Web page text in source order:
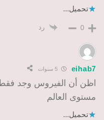
تحميل...
0 رد
eihab7 5 سنوات
اظن أن الفيروس وجد
مستوى العالم
تحميل...